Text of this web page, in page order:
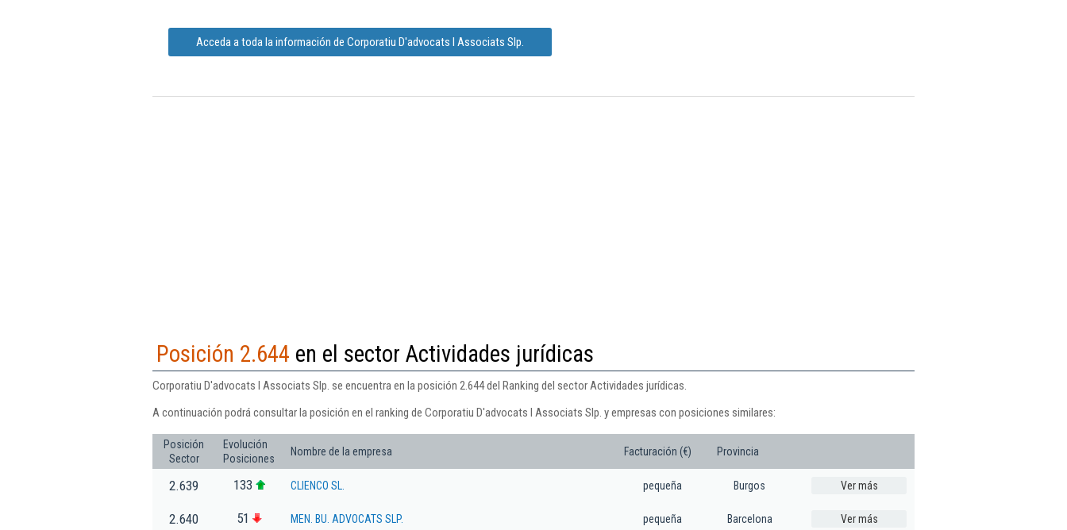
Acceda a toda la información de Corporatiu D'advocats I Associats Slp.
Posición 2.644 en el sector Actividades jurídicas
Corporatiu D'advocats I Associats Slp. se encuentra en la posición 2.644 del Ranking del sector Actividades jurídicas.
A continuación podrá consultar la posición en el ranking de Corporatiu D'advocats I Associats Slp. y empresas con posiciones similares:
Posición
Sector
Evolución
Posiciones
Nombre de la empresa Facturación (€) Provincia
2.639 133 CLIENCO SL. pequeña Burgos Ver más
2.640 51 MEN. BU. ADVOCATS SLP. pequeña Barcelona Ver más